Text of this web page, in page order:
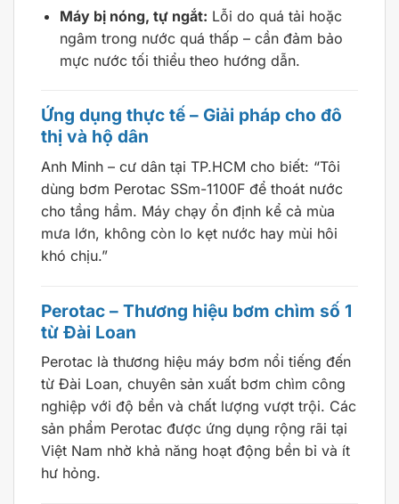
Máy bị nóng, tự ngắt: Lỗi do quá tải hoặc
ngâm trong nước quá thấp – cần đảm bảo
mực nước tối thiểu theo hướng dẫn.
Ứng dụng thực tế – Giải pháp cho đô
thị và hộ dân
Anh Minh – cư dân tại TP.HCM cho biết: “Tôi
dùng bơm Perotac SSm-1100F để thoát nước
cho tầng hầm. Máy chạy ổn định kể cả mùa
mưa lớn, không còn lo kẹt nước hay mùi hôi
khó chịu.”
Perotac – Thương hiệu bơm chìm số 1
từ Đài Loan
Perotac là thương hiệu máy bơm nổi tiếng đến
từ Đài Loan, chuyên sản xuất bơm chìm công
nghiệp với độ bền và chất lượng vượt trội. Các
sản phẩm Perotac được ứng dụng rộng rãi tại
Việt Nam nhờ khả năng hoạt động bền bỉ và ít
hư hỏng.